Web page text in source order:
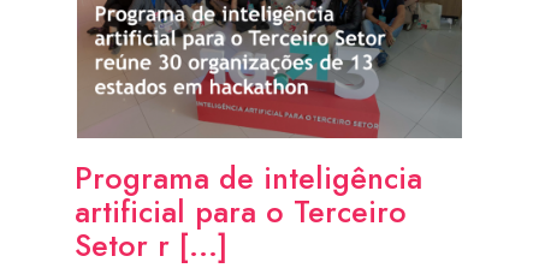
Programa de inteligência
artificial para o Terceiro
Setor r [...]